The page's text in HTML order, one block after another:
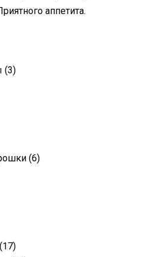
аппетита.
(3)
(6)